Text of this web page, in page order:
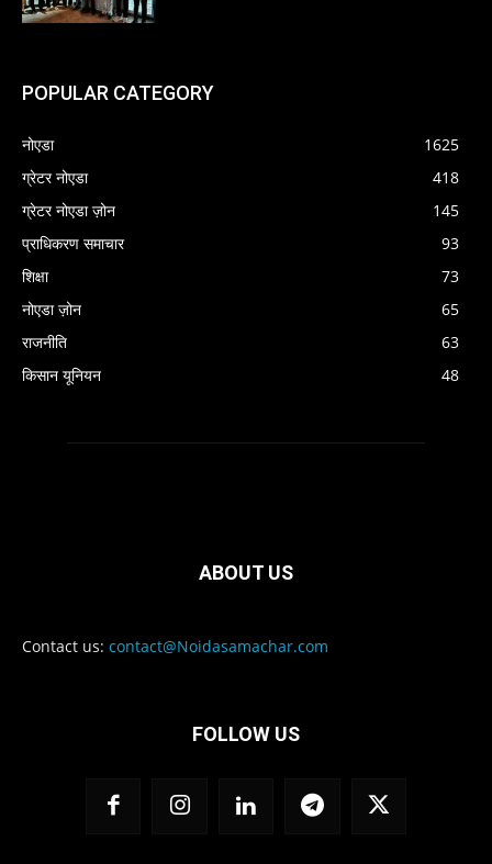
POPULAR CATEGORY
नोएडा
1625
ग्रेटर नोएडा
418
ग्रेटर नोएडा ज़ोन
145
प्राधिकरण समाचार
93
शिक्षा
73
नोएडा ज़ोन
65
राजनीति
63
किसान यूनियन
48
ABOUT US
Contact us: contact@Noidasamachar.com
FOLLOW US